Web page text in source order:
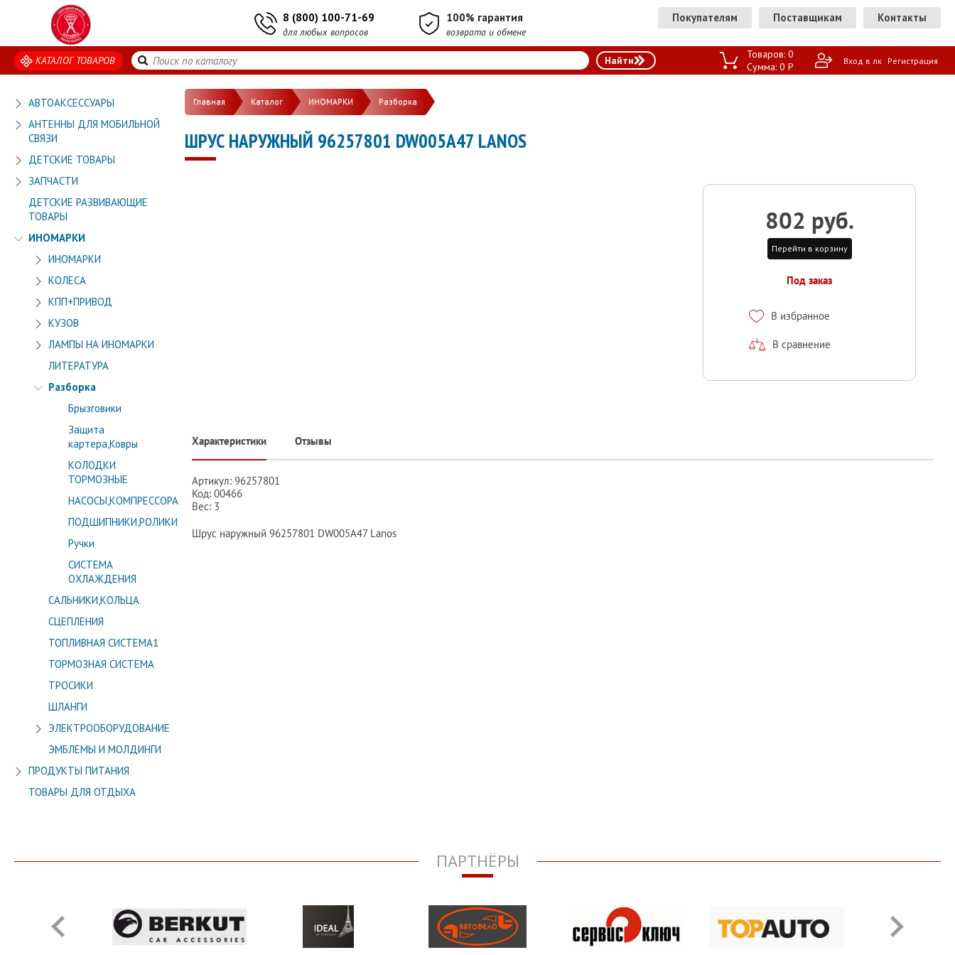
8 (800) 100-71-69
для любых вопросов
100% гарантия
возврата и обмене
Покупателям Поставщикам Контакты
КАТАЛОГ ТОВАРОВ Товаров: 0
Сумма: 0 P Вход в лк Регистрация
АВТОАКСЕССУАРЫ
АНТЕННЫ ДЛЯ МОБИЛЬНОЙ
СВЯЗИ
ДЕТСКИЕ ТОВАРЫ
ЗАПЧАСТИ
ДЕТСКИЕ РАЗВИВАЮЩИЕ
ТОВАРЫ
ИНОМАРКИ
ИНОМАРКИ
КОЛЕСА
КПП+ПРИВОД
КУЗОВ
ЛАМПЫ НА ИНОМАРКИ
ЛИТЕРАТУРА
Разборка
Брызговики
Защита
картера,Ковры
КОЛОДКИ
ТОРМОЗНЫЕ
НАСОСЫ,КОМПРЕССОРА
ПОДШИПНИКИ,РОЛИКИ
Ручки
СИСТЕМА
ОХЛАЖДЕНИЯ
САЛЬНИКИ,КОЛЬЦА
СЦЕПЛЕНИЯ
ТОПЛИВНАЯ СИСТЕМА1
ТОРМОЗНАЯ СИСТЕМА
ТРОСИКИ
ШЛАНГИ
ЭЛЕКТРООБОРУДОВАНИЕ
ЭМБЛЕМЫ И МОЛДИНГИ
ПРОДУКТЫ ПИТАНИЯ
ТОВАРЫ ДЛЯ ОТДЫХА
Главная Каталог ИНОМАРКИ Разборка
ШРУС НАРУЖНЫЙ 96257801 DW005A47 LANOS
802 руб.
Перейти в корзину
Под заказ
В избранное
В сравнение
Характеристики Отзывы
Артикул: 96257801
Код: 00466
Вес: 3
Шрус наружный 96257801 DW005A47 Lanos
ПАРТНЁРЫ